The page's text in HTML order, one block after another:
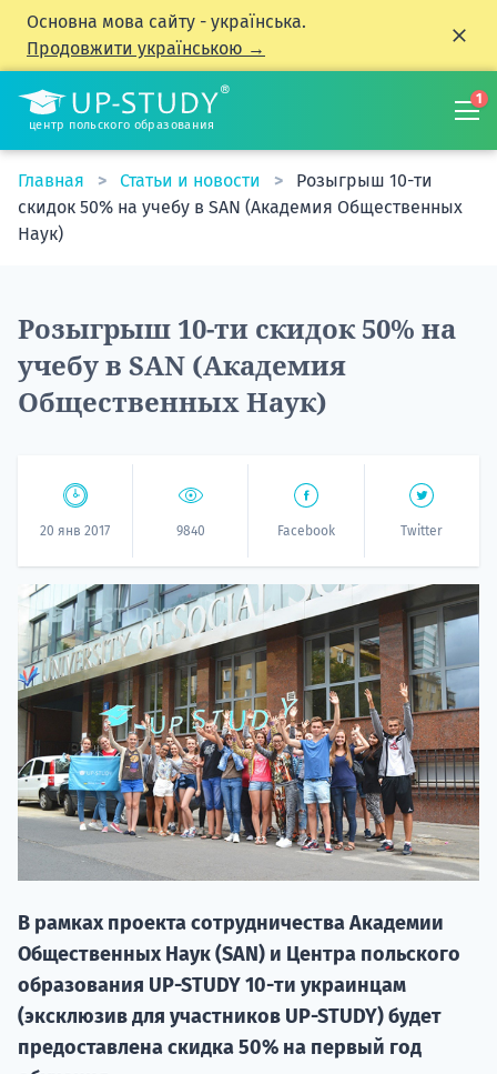
Основна мова сайту - українська.
Продовжити українською →
центр польского образования
1
Главная Статьи и новости
Розыгрыш 10-ти
скидок 50% на учебу в SAN (Академия Общественных
Наук)
Розыгрыш 10-ти скидок 50% на
учебу в SAN (Академия
Общественных Наук)
20 янв 2017 9840 Facebook Twitter
В рамках проекта сотрудничества Академии
Общественных Наук (SAN) и Центра польского
образования UP-STUDY 10-ти украинцам
(эксклюзив для участников UP-STUDY) будет
предоставлена скидка 50% на первый год
НАБОР